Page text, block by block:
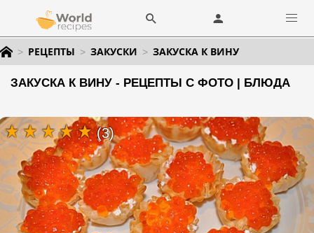
РЕЦЕПТЫ ЗАКУСКИ ЗАКУСКА К ВИНУ
ЗАКУСКА К ВИНУ - РЕЦЕПТЫ С ФОТО | БЛЮДА
(3)